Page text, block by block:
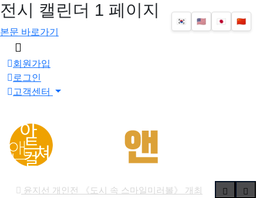
전시 캘린더 1 페이지
본문 바로가기
메
뉴
버
튼
회원가입
로그인
고객센터
윤지선 개인전 《도시 속 스마일미러볼》 개최
🇰🇷 🇺🇸 🇯🇵 🇨🇳